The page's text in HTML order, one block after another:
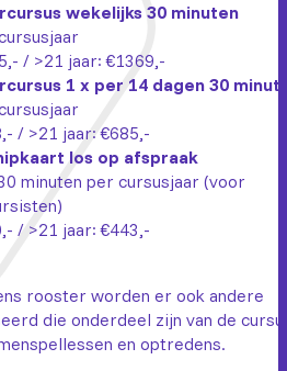
wekelijks 30 minuten
/ >21 jaar: €1369,-
1 x per 14 dagen 30
/ >21 jaar: €685,-
los op afspraak
minuten per cursusjaar (voor
/ >21 jaar: €443,-
rooster worden er ook andere
die onderdeel zijn van de
en optredens.